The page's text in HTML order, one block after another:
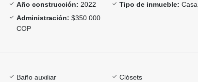
Año construcción: 2022 Tipo de inmueble: Casa
Administración: $350.000
COP
Baño auxiliar
Clósets